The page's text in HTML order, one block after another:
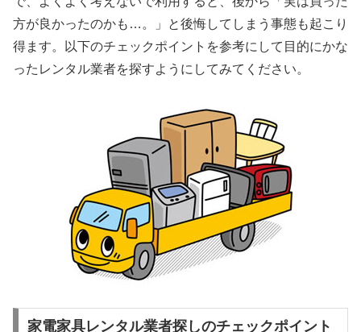
方が良かったのかも…。」と後悔してしまう事態も起こり
得ます。以下のチェックポイントを参考にして目的にかな
ったレンタル業者を探すようにしてみてください。
家電家具レンタル業者探しのチェックポイント